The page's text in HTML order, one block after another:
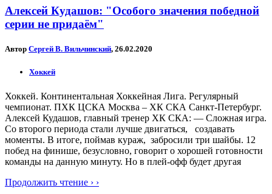
Алексей Кудашов: "Особого значения победной
серии не придаём"
Автор Сергей В. Вильчинский, 26.02.2020
Хоккей
Хоккей. Континентальная Хоккейная Лига. Регулярный
чемпионат. ПХК ЦСКА Москва – ХК СКА Санкт-Петербург.
Алексей Кудашов, главный тренер ХК СКА: — Сложная игра.
Со второго периода стали лучше двигаться, создавать
моменты. В итоге, поймав кураж, забросили три шайбы. 12
побед на финише, безусловно, говорит о хорошей готовности
команды на данную минуту. Но в плей-офф будет другая
Продолжить чтение › ›